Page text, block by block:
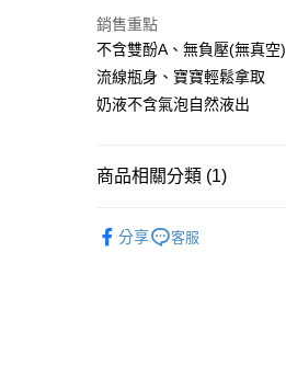
LINE Pay
Apple Pay
Google Pay
銷售重點
不含雙酚A、無負壓(無真空)
流線瓶身、寶寶輕鬆拿取
奶液不含氣泡自然液出
商品相關分類 (1)
分享
客服